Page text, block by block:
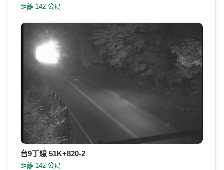
台9丁線 51K+820
距離 142 公尺